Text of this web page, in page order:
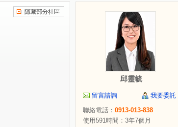
隱藏部分社區
邱靈毓
留言諮詢
我要委託
聯絡電話： 0913-013-838
使用591時間：3年7個月